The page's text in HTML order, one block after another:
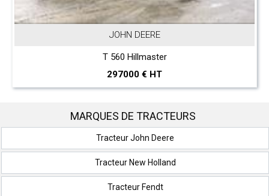
JOHN DEERE
T 560 Hillmaster
297000 € HT
MARQUES DE TRACTEURS
Tracteur John Deere
Tracteur New Holland
Tracteur Fendt